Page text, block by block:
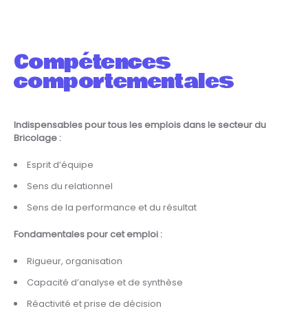
Compétences
comportementales
Indispensables pour tous les emplois dans le secteur du
Bricolage :
Esprit d’équipe
Sens du relationnel
Sens de la performance et du résultat
Fondamentales pour cet emploi :
Rigueur, organisation
Capacité d’analyse et de synthèse
Réactivité et prise de décision